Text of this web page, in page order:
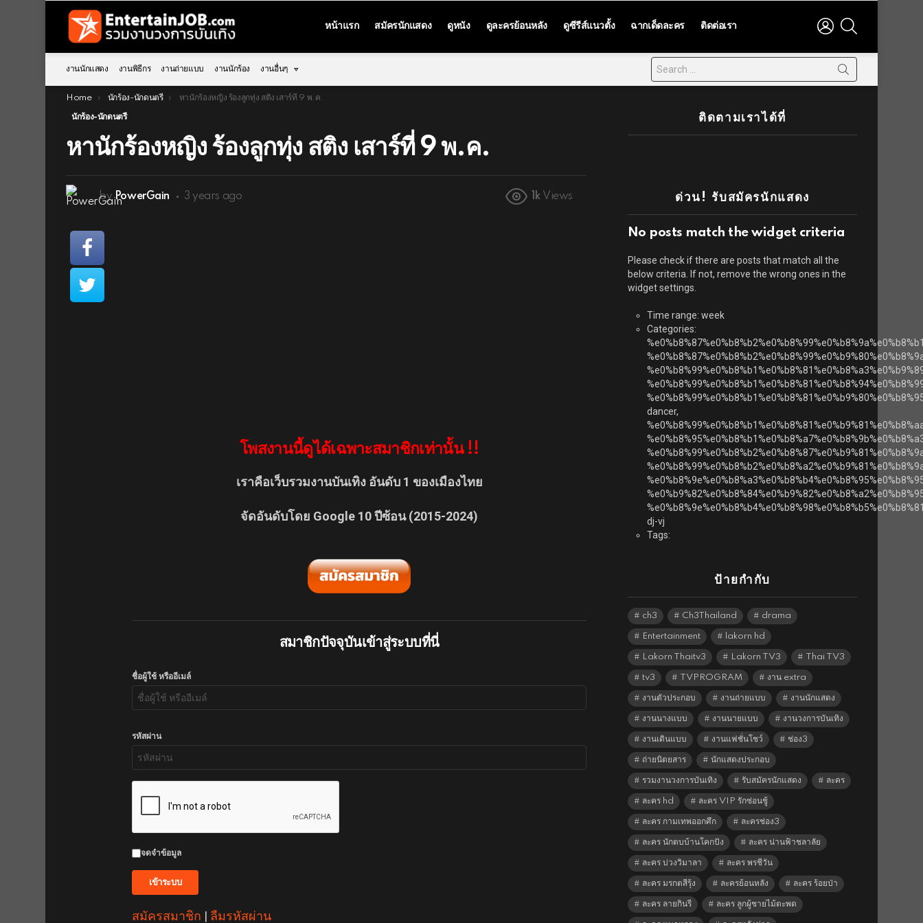
หน้าแรก สมัครนักแสดง ดูหนัง ดูละครย้อนหลัง ดูซีรีส์แนวตั้ง ฉากเด็ดละคร ติดต่อเรา
LOGIN
งานนักแสดง งานพิธีกร งานถ่ายแบบ งานนักร้อง งานอื่นๆ
You are here:
Home นักร้อง-นักดนตรี หานักร้องหญิง ร้องลูกทุ่ง สติง เสาร์ที่ 9 พ.ค.
นักร้อง-นักดนตรี
หานักร้องหญิง ร้องลูกทุ่ง สติง เสาร์ที่ 9 พ.ค.
by PowerGain 3 years ago 1k Views
โพสงานนี้ดูได้เฉพาะสมาชิกเท่านั้น !!
เราคือเว็บรวมงานบันเทิง อันดับ 1 ของเมืองไทย
จัดอันดับโดย Google 10 ปีซ้อน (2015-2024)
สมาชิกปัจจุบันเข้าสู่ระบบที่นี่
ชื่อผู้ใช้ หรืออีเมล์
รหัสผ่าน
จดจำข้อมูล
สมัครสมาชิก | ลืมรหัสผ่าน
ติดตามเราได้ที่
ด่วน! รับสมัครนักแสดง
No posts match the widget criteria
Please check if there are posts that match all the
below criteria. If not, remove the wrong ones in the
widget settings.
Time range: week
Categories:
dancer,
dj-vj
Tags:
ป้ายกำกับ
ch3 Ch3Thailand drama
Entertainment lakorn hd
Lakorn Thaitv3 Lakorn TV3 Thai TV3
tv3 TVPROGRAM งาน extra
งานตัวประกอบ งานถ่ายแบบ งานนักแสดง
งานนางแบบ งานนายแบบ งานวงการบันเทิง
งานเดินแบบ งานแฟชั่นโชว์ ช่อง3
ถ่ายนิตยสาร นักแสดงประกอบ
รวมงานวงการบันเทิง รับสมัครนักแสดง ละคร
ละคร hd ละคร VIP รักซ่อนชู้
ละคร กามเทพออกศึก ละครช่อง3
ละคร นักตบบ้านโคกปัง ละคร น่านฟ้าชลาลัย
ละคร บ่วงวิมาลา ละคร พรชีวัน
ละคร มรกตสีรุ้ง ละครย้อนหลัง ละคร ร้อยป่า
ละคร ลายกินรี ละคร ลูกผู้ชายไม้ตะพด